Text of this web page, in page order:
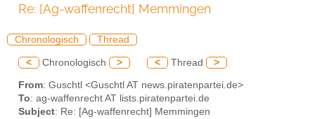
Re: [Ag-waffenrecht] Memmingen
Chronologisch Thread
< Chronologisch > < Thread >
From: Guschtl <Guschtl AT news.piratenpartei.de>
To: ag-waffenrecht AT lists.piratenpartei.de
Subject: Re: [Ag-waffenrecht] Memmingen